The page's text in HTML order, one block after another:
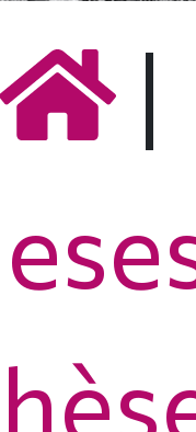
|